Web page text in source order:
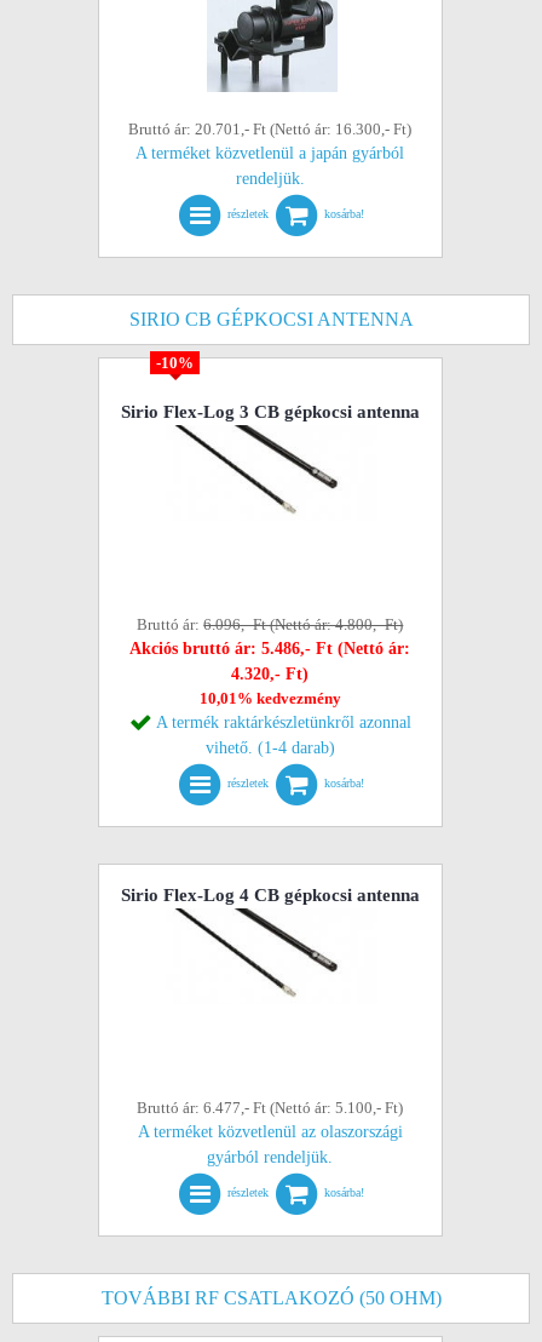
Bruttó ár: 20.701,- Ft (Nettó ár: 16.300,- Ft)
A terméket közvetlenül a japán gyárból
rendeljük.
részletek kosárba!
SIRIO CB GÉPKOCSI ANTENNA
-10%
Sirio Flex-Log 3 CB gépkocsi antenna
Bruttó ár:6.096,- Ft (Nettó ár: 4.800,- Ft)
Akciós bruttó ár: 5.486,- Ft (Nettó ár:
4.320,- Ft)
10,01% kedvezmény
A termék raktárkészletünkről azonnal
vihető. (1-4 darab)
részletek kosárba!
Sirio Flex-Log 4 CB gépkocsi antenna
Bruttó ár: 6.477,- Ft (Nettó ár: 5.100,- Ft)
A terméket közvetlenül az olaszországi
gyárból rendeljük.
részletek kosárba!
TOVÁBBI RF CSATLAKOZÓ (50 OHM)